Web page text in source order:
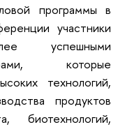
программы в
участники
успешными
которые
технологий,
продуктов
биотехнологий,